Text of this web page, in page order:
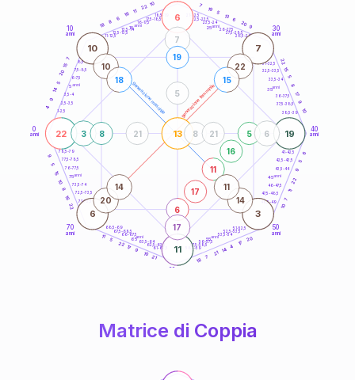
generazione maschile generazione femminile
0
anni
10
anni
30
anni
40
anni
50
anni
60
70
anni
1-2,5
2,5-3,5
3,5-4
6-7,5
7,5-8,5
8,5-9
11-12,5
12,5-13,5
13,5-14
16-17,5
17,5-18,5
18,5-19 21-22,5
22,5-23,5
23,5-24
26-27,5
27,5-28,5
28,5-29
31-32,5
32,5-33,5
33,5-34
36-37,5
37,5-38,5
38,5-39
41-42,5
42,5-43,5
43,5-44
46-47,5
47,5-48,5
48,5-49
51-52,5
52,5-53,5
53,5-54
56-57,5
57,5-58,5
58,5-59
61-62,5
62,5-63,5
63,5-64
66-67,5
67,5-68,5
68,5-69
71-72,5
72,5-73,5
73,5-74
76-77,5
77,5-78,5
78,5-79
4
9
14
5
20
15
7
18
8
6
16 11
22 10 7
19 5
13
6
20
9
22
15
5
8
17
9
10
6
5
9
22
11
7
10
20
17
4
14
21
7
18
21
10
9
17
22
5
11
22
16
8
10
15
5
9
22
6
19
11
13
10 7
6 3
6
17
11
16
5
3
7
6
17
8
19
8 21
21
5
10
18
22
15
20
14
14
11
5anni
15 anni 25anni
35anni
45anni
55anni
65anni
75anni
Matrice di Coppia